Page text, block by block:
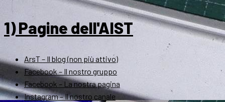
1) Pagine dell'AIST
ArsT – Il blog (non più attivo)
Facebook – Il nostro gruppo
Facebook – La nostra pagina
Instagram – Il nostro canale